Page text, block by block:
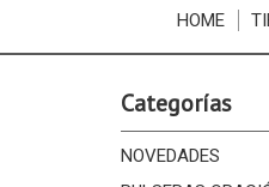
HOME
Categorías
NOVEDADES